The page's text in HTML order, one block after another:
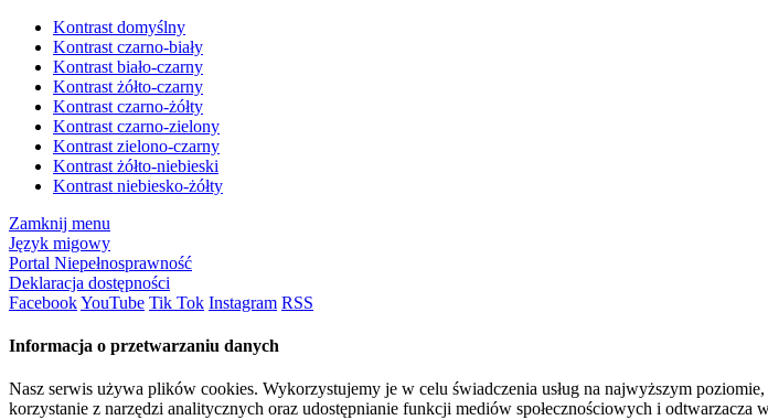
Kontrast domyślny
Kontrast czarno-biały
Kontrast biało-czarny
Kontrast żółto-czarny
Kontrast czarno-żółty
Kontrast czarno-zielony
Kontrast zielono-czarny
Kontrast żółto-niebieski
Kontrast niebiesko-żółty
Zamknij menu
Język migowy
Portal Niepełnosprawność
Deklaracja dostępności
FacebookYouTube Tik Tok Instagram RSS
Informacja o przetwarzaniu danych
Nasz serwis używa plików cookies. Wykorzystujemy je w celu świadczenia usług na najwyższym
korzystanie z narzędzi analitycznych oraz udostępnianie funkcji mediów społecznościowych i odtwarzacza